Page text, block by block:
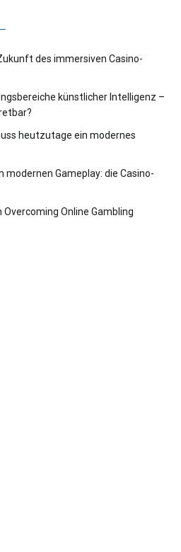
des immersiven Casino-
künstlicher Intelligenz –
heutzutage ein modernes
Gameplay: die Casino-
Overcoming Online Gambling